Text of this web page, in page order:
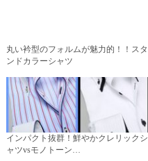
丸い衿型のフォルムが魅力的！！スタ
ンドカラーシャツ
インパクト抜群！鮮やかクレリックシ
ャツvsモノトーン…